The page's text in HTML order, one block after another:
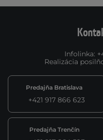
Infolinka:
Realizácia
Predajňa Bratislava
+421 917 866 623
Predajňa Trenčín